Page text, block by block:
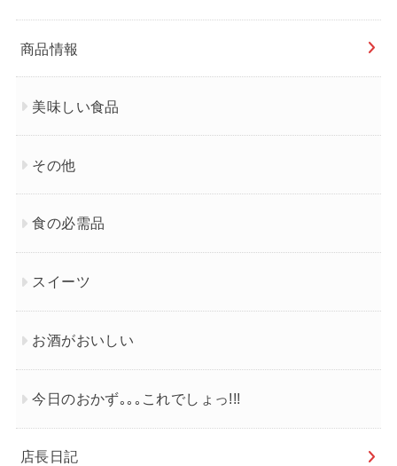
商品情報
美味しい食品
その他
食の必需品
スイーツ
お酒がおいしい
今日のおかず｡｡｡これでしょっ!!!
店長日記